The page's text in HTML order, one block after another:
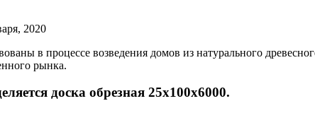
2020
в процессе возведения домов из натурального
рынка.
доска обрезная 25х100х6000.